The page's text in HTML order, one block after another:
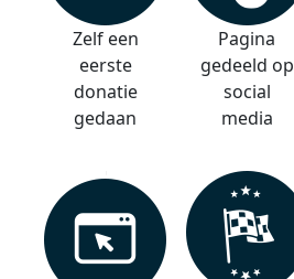
Zelf een
eerste
donatie
gedaan
Pagina
gedeeld op
social
media